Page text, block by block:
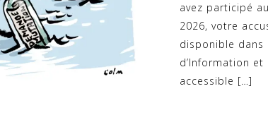
avez participé
2026, votre
disponible dans
d’Information et
accessible […]